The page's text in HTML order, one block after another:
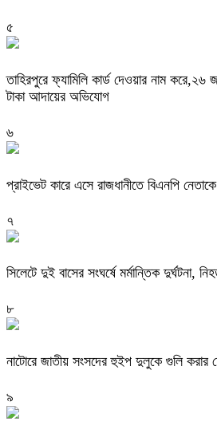
৫
তাহিরপুরে ফ্যামিলি কার্ড দেওয়ার নাম
টাকা আদায়ের অভিযোগ
৬
প্রাইভেট কারে এসে রাজধানীতে বিএনপি
৭
সিলেটে দুই বাসের সংঘর্ষে মর্মান্তিক
৮
নাটোরে জাতীয় সংসদের হুইপ দুলুকে গুলি করার
৯